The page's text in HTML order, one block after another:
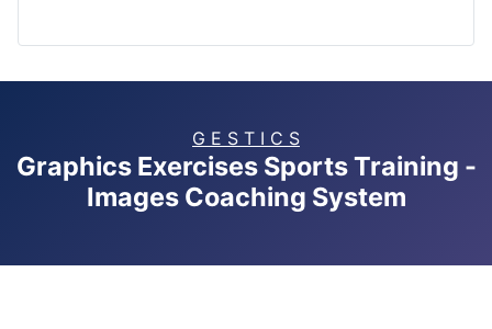
G E S T I C S
Graphics Exercises Sports Training -
Images Coaching System